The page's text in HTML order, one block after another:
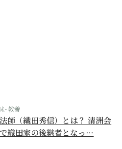
･教養
師（織田秀信）とは？ 清洲会
織田家の後継者となっ…